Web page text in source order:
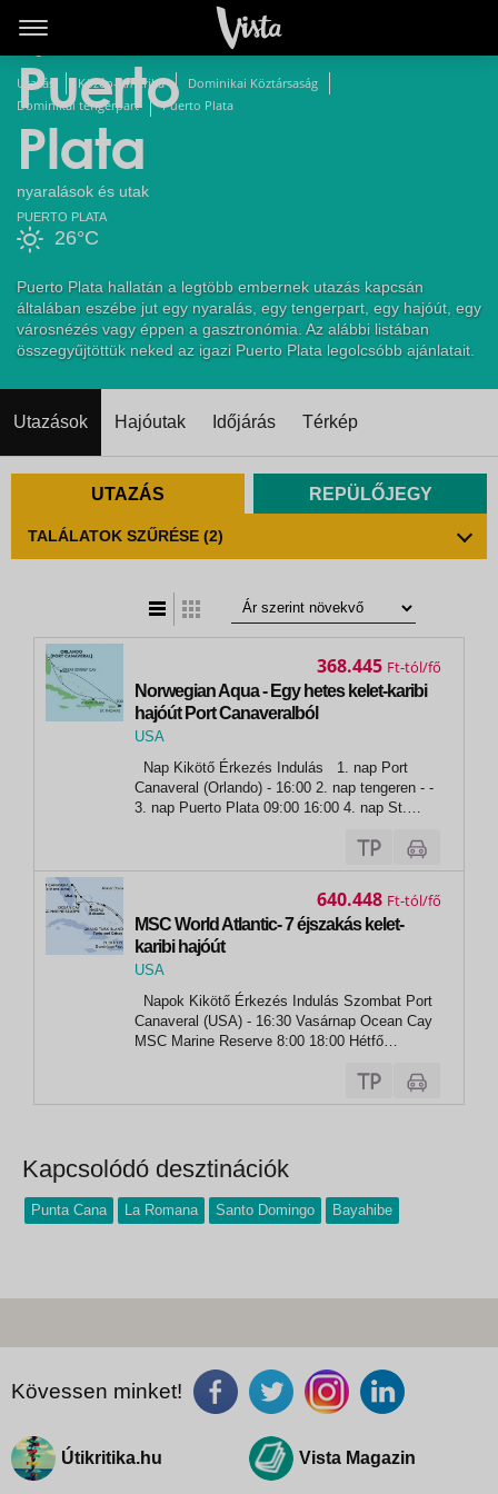
Utazás Közép-Amerika
Dominikai Köztársaság
Dominikai tengerpart
Puerto Plata
Puerto
Plata
nyaralások és utak
26°C
PUERTO PLATA
Puerto Plata hallatán a legtöbb embernek utazás kapcsán
általában eszébe jut egy nyaralás, egy tengerpart, egy hajóút, egy
városnézés vagy éppen a gasztronómia. Az alábbi listában
összegyűjtöttük neked az igazi Puerto Plata legolcsóbb ajánlatait.
Utazások Hajóutak Időjárás Térkép
UTAZÁS REPÜLŐJEGY
TALÁLATOK SZŰRÉSE (2)
Norwegian Aqua - Egy hetes kelet-karibi
hajóút Port Canaveralból
USA
Port Canaveral
Canaveral (Orlando) - 16:00 2. nap tengeren - -
3. nap Puerto Plata 09:00 16:00 4. nap St.
6. nap tengeren - - 7. nap Great Stirrup Cay...
368.445 Ft
MSC World Atlantic- 7 éjszakás kelet-
karibi hajóút
USA
Port Canaveral
Canaveral (USA) - 16:30 Vasárnap Ocean Cay
MSC Marine Reserve 8:00 18:00 Hétfő
Csütörtök tengeren - -...
640.448 Ft
Kapcsolódó desztinációk
Punta Cana La Romana Santo Domingo Bayahibe
Kövessen minket!
Útikritika.hu Vista Magazin